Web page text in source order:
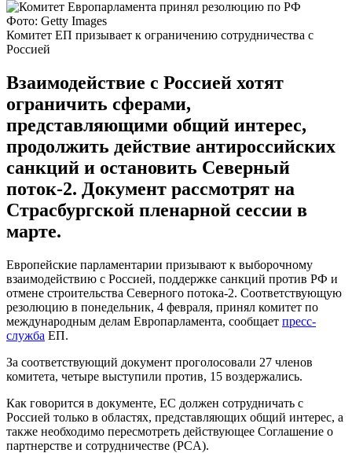
Фото: Getty Images
Комитет ЕП призывает к ограничению сотрудничества с
Россией
Взаимодействие с Россией хотят
ограничить сферами,
представляющими общий интерес,
продолжить действие антироссийских
санкций и остановить Северный
поток-2. Документ рассмотрят на
Страсбургской пленарной сессии в
марте.
Европейские парламентарии призывают к выборочному
взаимодействию с Россией, поддержке санкций против РФ и
отмене строительства Северного потока-2. Соответствующую
резолюцию в понедельник, 4 февраля, принял комитет по
международным делам Европарламента, сообщает пресс-
служба ЕП.
За соответствующий документ проголосовали 27 членов
комитета, четыре выступили против, 15 воздержались.
Как говорится в документе, ЕС должен сотрудничать с
Россией только в областях, представляющих общий интерес, а
также необходимо пересмотреть действующее Соглашение о
партнерстве и сотрудничестве (PCA).